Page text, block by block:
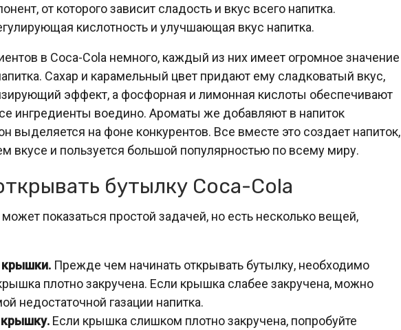
от которого зависит сладость и вкус всего напитка.
кислотность и улучшающая вкус напитка.
в Coca-Cola немного, каждый из них имеет огромное значение
Сахар и карамельный цвет придают ему сладковатый вкус,
эффект, а фосфорная и лимонная кислоты обеспечивают
ингредиенты воедино. Ароматы же добавляют в напиток
выделяется на фоне конкурентов. Все вместе это создает напиток,
вкусе и пользуется большой популярностью по всему миру.
бутылку Coca-Cola
показаться простой задачей, но есть несколько вещей,
крышки. Прежде чем начинать открывать бутылку, необходимо
плотно закручена. Если крышка слабее закручена, можно
недостаточной газации напитка.
крышку. Если крышка слишком плотно закручена, попробуйте